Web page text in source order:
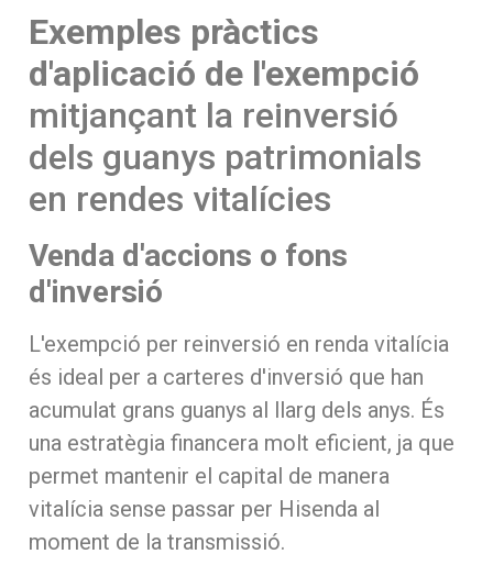
Exemples pràctics
d'aplicació de l'exempció
mitjançant la reinversió
dels guanys patrimonials
en rendes vitalícies
Venda d'accions o fons
d'inversió
L'exempció per reinversió en renda vitalícia
és ideal per a carteres d'inversió que han
acumulat grans guanys al llarg dels anys. És
una estratègia financera molt eficient, ja que
permet mantenir el capital de manera
vitalícia sense passar per Hisenda al
moment de la transmissió.